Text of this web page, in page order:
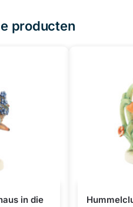
producten
in die